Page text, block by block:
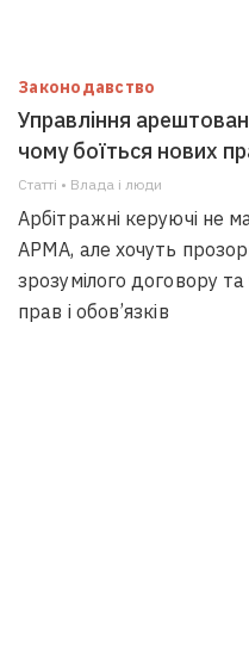
Законодавство
Управління
чому боїться нових
Статті • Влада i люди
Арбітражні керуючі не
АРМА, але хочуть
зрозумілого договору та
прав і обов’язків